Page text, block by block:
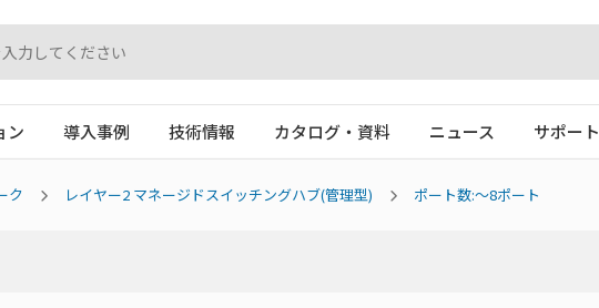
ン 導入事例 技術情報 カタログ・資料 ニュース サポート
ク レイヤー2 マネージドスイッチングハブ(管理型) ポート数:～8ポート